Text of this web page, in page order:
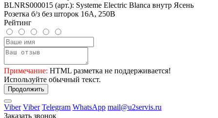
BLNRS000015 (арт.): Systeme Electric Blanca внутр Ясень
Розетка б/з без шторок 16А, 250В
Рейтинг
Примечание: HTML разметка не поддерживается!
Используйте обычный текст.
Продолжить
Viber Viber Telegram WhatsApp mail@u2servis.ru
Заказать звонок